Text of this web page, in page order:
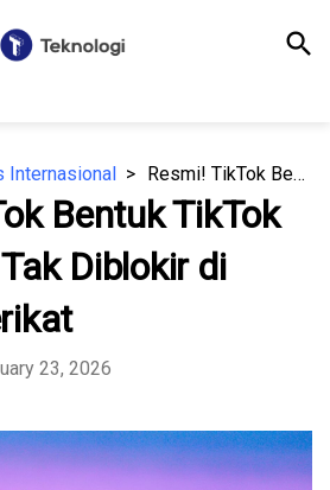
search
Internasional Resmi! TikTok Bentuk TikTok USDS Agar Tak Diblokir di Amerika Serikat
Bentuk TikTok
Diblokir di
23, 2026